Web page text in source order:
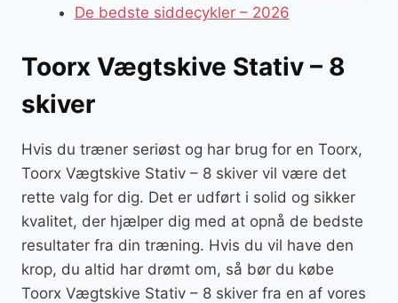
De bedste siddecykler – 2026
Toorx Vægtskive Stativ – 8
skiver
Hvis du træner seriøst og har brug for en Toorx,
Toorx Vægtskive Stativ – 8 skiver vil være det
rette valg for dig. Det er udført i solid og sikker
kvalitet, der hjælper dig med at opnå de bedste
resultater fra din træning. Hvis du vil have den
krop, du altid har drømt om, så bør du købe
Toorx Vægtskive Stativ – 8 skiver fra en af vores